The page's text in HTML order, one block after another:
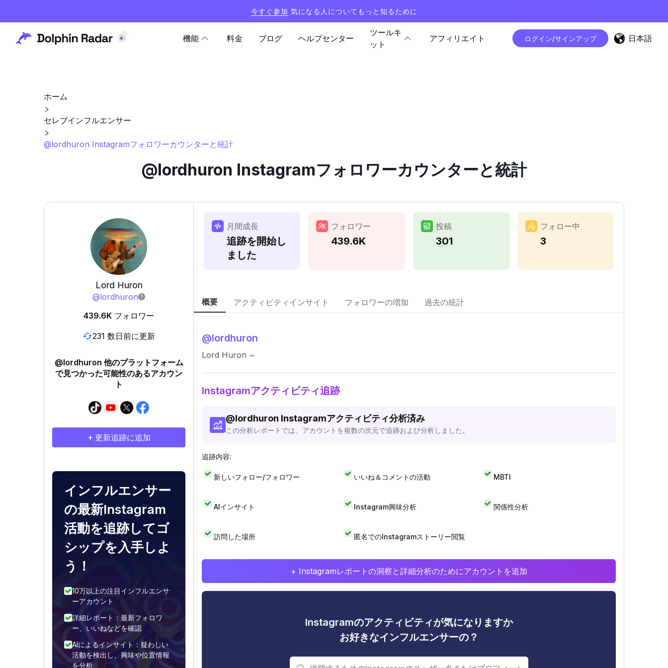
今すぐ参加 気になる人についてもっと知るために
機能 料金 ブログ ヘルプセンター
ツールキ
ット
アフィリエイト ログイン/サインアップ 日本語
ホーム
セレブインフルエンサー
@lordhuron Instagramフォロワーカウンターと統計
@lordhuron Instagramフォロワーカウンターと統計
Lord Huron
@lordhuron
439.6K フォロワー
231 数日前に更新
@lordhuron 他のプラットフォーム
で見つかった可能性のあるアカウン
ト
+ 更新追跡に追加
インフルエンサー
の最新Instagram
活動を追跡してゴ
シップを入手しよ
う！
10万以上の注目インフルエンサ
ーアカウント
詳細レポート：最新フォロワ
ー、いいねなどを確認
AIによるインサイト：疑わしい
活動を検出し、興味や位置情報
を分析
月間成長
追跡を開始し
ました
フォロワー
439.6K
投稿
301
フォロー中
3
概要 アクティビティインサイト フォロワーの増加 過去の統計
@lordhuron
Lord Huron ~
Instagramアクティビティ追跡
@lordhuron Instagramアクティビティ分析済み
この分析レポートでは、アカウントを複数の次元で追跡および分析しました。
追跡内容:
新しいフォロー/フォロワー いいね＆コメントの活動 MBTI
AIインサイト Instagram興味分析 関係性分析
訪問した場所 匿名でのInstagramストーリー閲覧
+ Instagramレポートの洞察と詳細分析のためにアカウントを追加
Instagramのアクティビティが気になりますか
お好きなインフルエンサーの？